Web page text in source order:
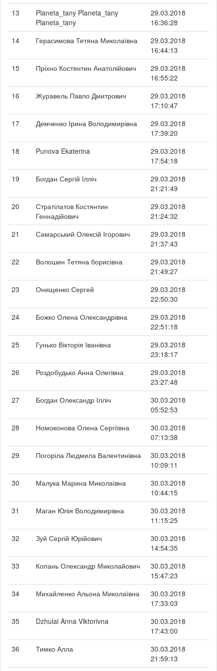
13
Planeta_tany Planeta_tany
Planeta_tany
29.03.2018
16:36:28
14
Герасимова Тетяна Миколаївна
29.03.2018
16:44:13
15
Пріхно Костянтин Анатолійович
29.03.2018
16:55:22
16
Журавель Павло Дмитрович
29.03.2018
17:10:47
17
Демченко Ірина Володимирівна
29.03.2018
17:39:20
18
Punova Ekaterina
29.03.2018
17:54:18
19
Богдан Сергій Ілліч
29.03.2018
21:21:49
20
Стратілатов Костянтин
Геннадійович
29.03.2018
21:24:32
21
Самарський Олексій Ігорович
29.03.2018
21:37:43
22
Волошин Тетяна борисівна
29.03.2018
21:49:27
23
Онищенко Сергей
29.03.2018
22:50:30
24
Божко Олена Олександрівна
29.03.2018
22:51:18
25
Гунько Вікторія Іванівна
29.03.2018
23:18:17
26
Роздобудько Анна Олегівна
29.03.2018
23:27:48
27
Богдан Олександр Ілліч
30.03.2018
05:52:53
28
Номоконова Олена Сергіївна
30.03.2018
07:13:38
29
Погоріла Людмила Валентинівна
30.03.2018
10:09:11
30
Малука Марина Миколаївна
30.03.2018
10:44:15
31
Маган Юлія Володимирівна
30.03.2018
11:15:25
32
Зуй Сергій Юрійович
30.03.2018
14:54:35
33
Копань Олександр Миколайович
30.03.2018
15:47:23
34
Михайленко Альона Миколаївна
30.03.2018
17:33:03
35
Dzhulai Anna Viktorivna
30.03.2018
17:43:00
36
Тимко Алла
30.03.2018
21:59:13